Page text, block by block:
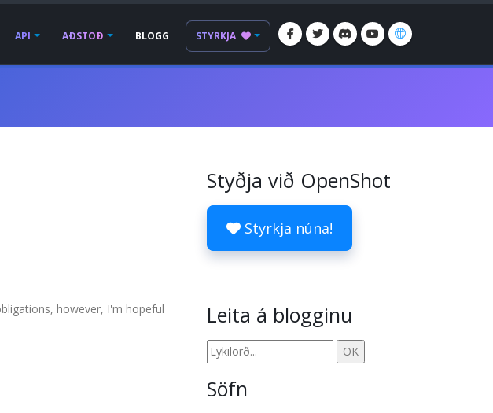
API AÐSTOÐ BLOGG STYRKJA
however, I'm hopeful
Styðja við OpenShot
Styrkja núna!
Leita á blogginu
Söfn